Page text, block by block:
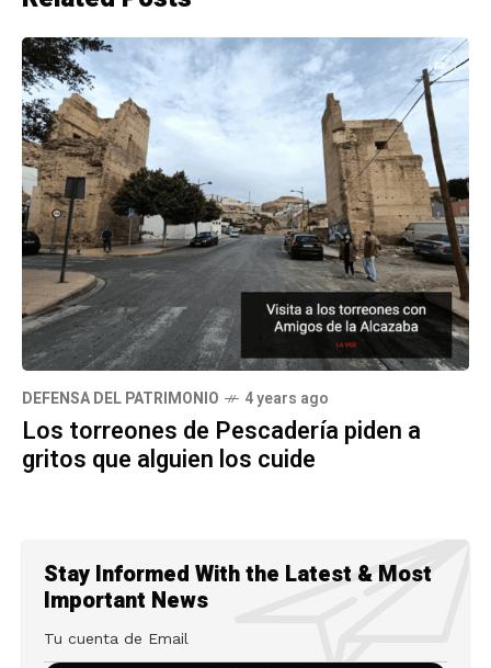
DEFENSA DEL PATRIMONIO 4 years ago
Los torreones de Pescadería piden a
gritos que alguien los cuide
Stay Informed With the Latest & Most
Important News